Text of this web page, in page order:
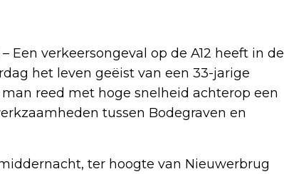
– Een verkeersongeval op de A12 heeft in de
het leven geëist van een 33-jarige
reed met hoge snelheid achterop een
tussen Bodegraven en
ter hoogte van Nieuwerbrug